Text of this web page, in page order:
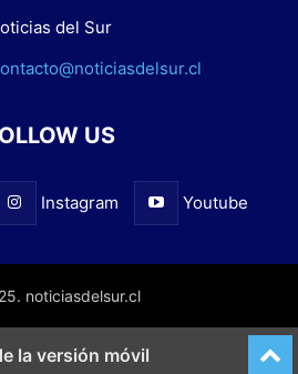
del Sur
US
Instagram Youtube
noticiasdelsur.cl
la versión móvil